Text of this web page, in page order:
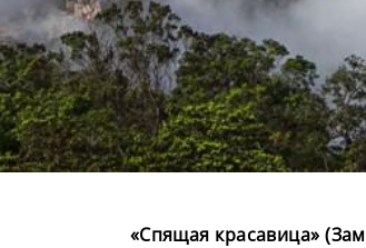
«Спящая красавица»